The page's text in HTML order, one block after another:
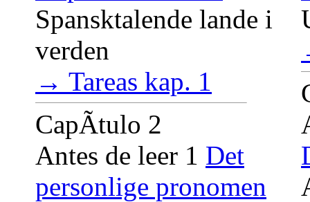
Spansktalende lande i
verden
→ Tareas kap. 1
CapÃ­tulo 2
Antes de leer 1 Det
personlige pronomen